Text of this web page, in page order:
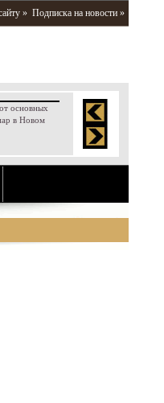
» Подписка на новости »
основных
в Новом